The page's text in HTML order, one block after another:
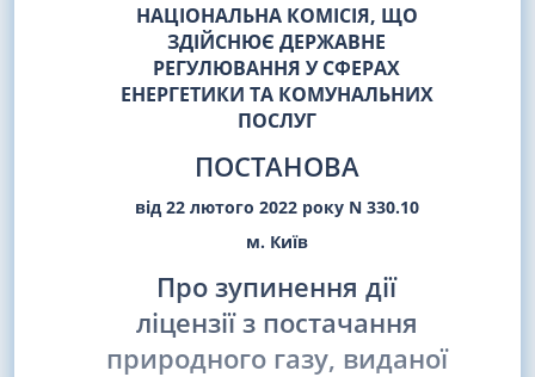
НАЦІОНАЛЬНА КОМІСІЯ, ЩО
ЗДІЙСНЮЄ ДЕРЖАВНЕ
РЕГУЛЮВАННЯ У СФЕРАХ
ЕНЕРГЕТИКИ ТА КОМУНАЛЬНИХ
ПОСЛУГ
ПОСТАНОВА
від 22 лютого 2022 року N 330.10
м. Київ
Про зупинення дії
ліцензії з постачання
природного газу, виданої